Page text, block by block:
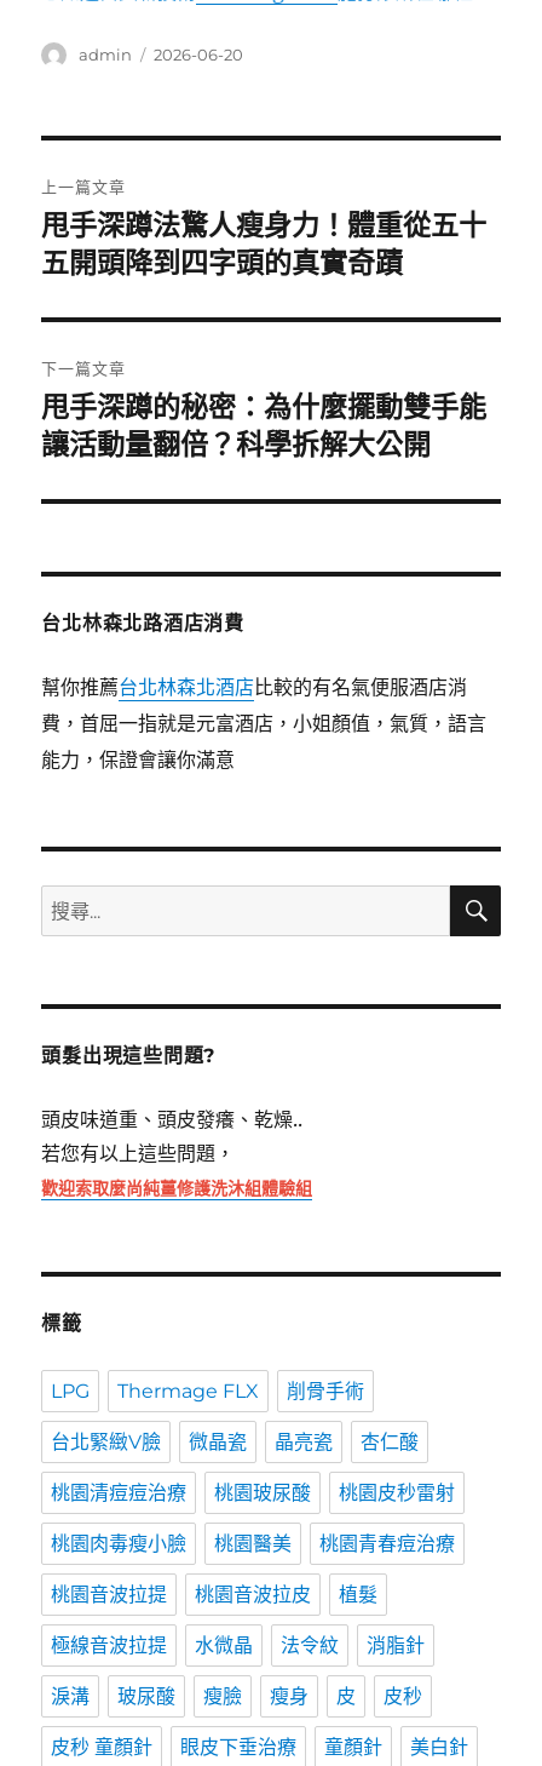
作
admin
發
2026-06-20
章
導
覽
上一篇文章
上
一
文
章:
甩手深蹲法驚人瘦身力！體重從五十
五開頭降到四字頭的真實奇蹟
下一篇文章
下
一
文
甩手深蹲的秘密：為什麼擺動雙手能
讓活動量翻倍？科學拆解大公開
台北林森北路酒店消費
幫你推薦台北林森北酒店比較的有名氣便服酒店消
費，首屈一指就是元富酒店，小姐顏值，氣質，語言
能力，保證會讓你滿意
搜
尋
鍵
搜
頭髮出現這些問題?
頭皮味道重、頭皮發癢、乾燥..
若您有以上這些問題，
歡迎索取麼尚純薑修護洗沐組體驗組
標籤
LPG Thermage FLX 削骨手術
台北緊緻V臉 微晶瓷 晶亮瓷 杏仁酸
桃園清痘痘治療 桃園玻尿酸 桃園皮秒雷射
桃園肉毒瘦小臉 桃園醫美 桃園青春痘治療
桃園音波拉提 桃園音波拉皮 植髮
極線音波拉提 水微晶 法令紋 消脂針
淚溝 玻尿酸 瘦臉 瘦身 皮 皮秒
皮秒 童顏針 眼皮下垂治療 童顏針 美白針